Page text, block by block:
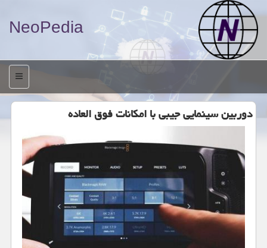
NeoPedia
منو
دوربین سینمایی جیبی با امكانات فوق العاده